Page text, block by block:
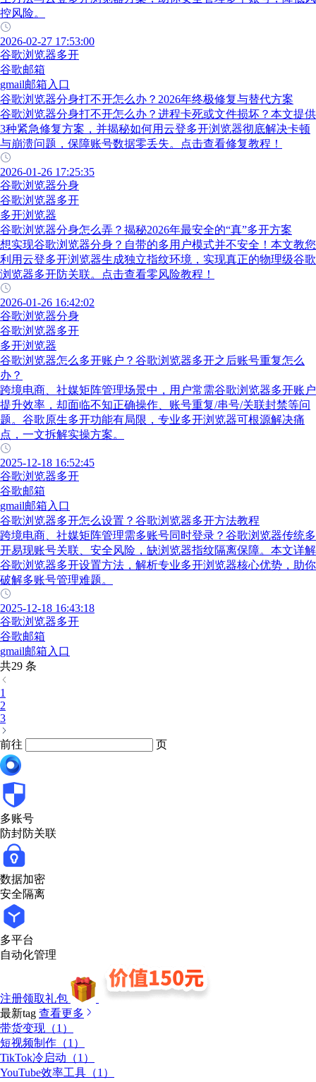
控风险。
2026-02-27 17:53:00
谷歌浏览器多开
谷歌邮箱
gmail邮箱入口
谷歌浏览器分身打不开怎么办？2026年终极修复与替代方案
谷歌浏览器分身打不开怎么办？进程卡死或文件损坏？本文提供
3种紧急修复方案，并揭秘如何用云登多开浏览器彻底解决卡顿
与崩溃问题，保障账号数据零丢失。点击查看修复教程！
2026-01-26 17:25:35
谷歌浏览器分身
谷歌浏览器多开
多开浏览器
谷歌浏览器分身怎么弄？揭秘2026年最安全的“真”多开方案
想实现谷歌浏览器分身？自带的多用户模式并不安全！本文教您
利用云登多开浏览器生成独立指纹环境，实现真正的物理级谷歌
浏览器多开防关联。点击查看零风险教程！
2026-01-26 16:42:02
谷歌浏览器分身
谷歌浏览器多开
多开浏览器
谷歌浏览器怎么多开账户？谷歌浏览器多开之后账号重复怎么
办？
跨境电商、社媒矩阵管理场景中，用户常需谷歌浏览器多开账户
提升效率，却面临不知正确操作、账号重复/串号/关联封禁等问
题。谷歌原生多开功能有局限，专业多开浏览器可根源解决痛
点，一文拆解实操方案。
2025-12-18 16:52:45
谷歌浏览器多开
谷歌邮箱
gmail邮箱入口
谷歌浏览器多开怎么设置？谷歌浏览器多开方法教程
跨境电商、社媒矩阵管理需多账号同时登录？谷歌浏览器传统多
开易现账号关联、安全风险，缺浏览器指纹隔离保障。本文详解
谷歌浏览器多开设置方法，解析专业多开浏览器核心优势，助你
破解多账号管理难题。
2025-12-18 16:43:18
谷歌浏览器多开
谷歌邮箱
gmail邮箱入口
共29 条
1
2
3
前往 页
多账号
防封防关联
数据加密
安全隔离
多平台
自动化管理
注册领取礼包
最新tag 查看更多
带货变现（1）
短视频制作（1）
TikTok冷启动（1）
YouTube效率工具（1）